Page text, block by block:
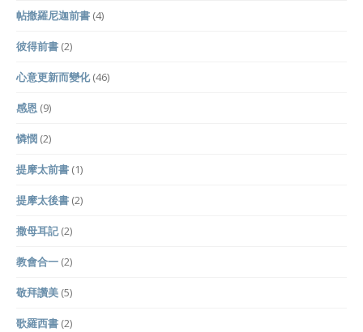
帖撒羅尼迦前書 (4)
彼得前書 (2)
心意更新而變化(46)
感恩 (9)
憐憫 (2)
提摩太前書 (1)
提摩太後書 (2)
撒母耳記(2)
教會合一 (2)
敬拜讚美 (5)
歌羅西書 (2)